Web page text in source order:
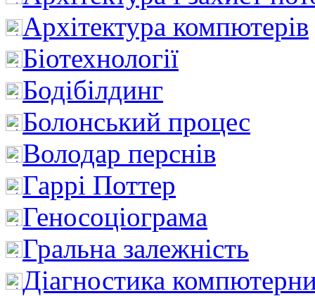
Архітектура компютерів
Біотехнології
Бодібілдинг
Болонський процес
Володар перснів
Гаррі Поттер
Геносоціограма
Гральна залежність
Діагностика